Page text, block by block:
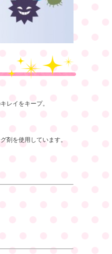
レイをキープ。
剤を使用しています。